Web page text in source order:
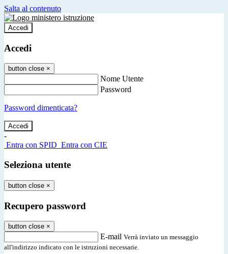
Salta al contenuto
Accedi
Accedi
button close ×
Nome Utente
Password
Password dimenticata?
-
Entra con SPID Entra con CIE
Seleziona utente
button close ×
Recupero password
button close ×
E-mail Verrà inviato un messaggio
all'indirizzo indicato con le istruzioni necessarie.